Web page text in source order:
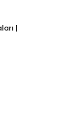
|